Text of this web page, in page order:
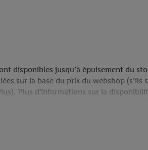
disponibles jusqu’à épuisement du
sur la base du prix du webshop
Plus d'informations sur la